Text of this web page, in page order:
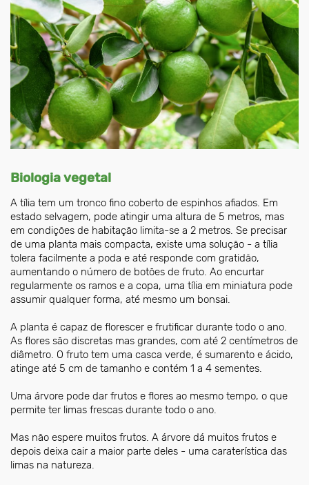
Biologia vegetal
A tília tem um tronco fino coberto de espinhos afiados. Em
estado selvagem, pode atingir uma altura de 5 metros, mas
em condições de habitação limita-se a 2 metros. Se precisar
de uma planta mais compacta, existe uma solução - a tília
tolera facilmente a poda e até responde com gratidão,
aumentando o número de botões de fruto. Ao encurtar
regularmente os ramos e a copa, uma tília em miniatura pode
assumir qualquer forma, até mesmo um bonsai.
A planta é capaz de florescer e frutificar durante todo o ano.
As flores são discretas mas grandes, com até 2 centímetros de
diâmetro. O fruto tem uma casca verde, é sumarento e ácido,
atinge até 5 cm de tamanho e contém 1 a 4 sementes.
Uma árvore pode dar frutos e flores ao mesmo tempo, o que
permite ter limas frescas durante todo o ano.
Mas não espere muitos frutos. A árvore dá muitos frutos e
depois deixa cair a maior parte deles - uma caraterística das
limas na natureza.